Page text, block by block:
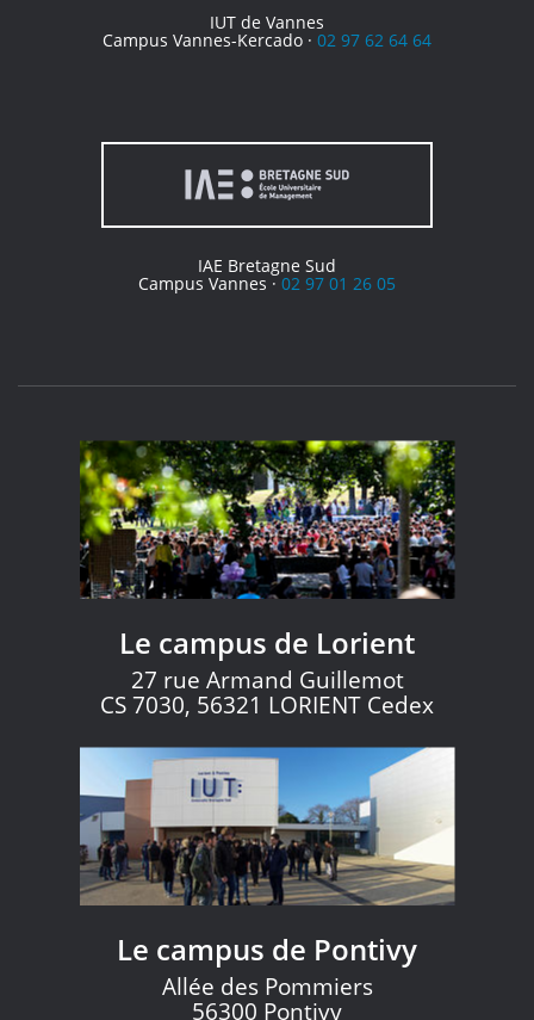
IUT de Vannes
Campus Vannes-Kercado · 02 97 62 64 64
IAE Bretagne Sud
Campus Vannes ·02 97 01 26 05
Le campus de Lorient
27 rue Armand Guillemot
CS 7030, 56321 LORIENT Cedex
Le campus de Pontivy
Allée des Pommiers
56300 Pontivy